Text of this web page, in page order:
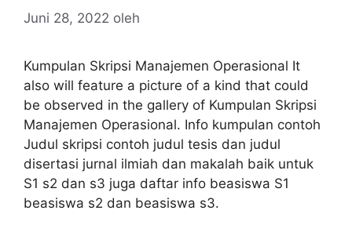
Juni 28, 2022 oleh
Kumpulan Skripsi Manajemen Operasional It
also will feature a picture of a kind that could
be observed in the gallery of Kumpulan Skripsi
Manajemen Operasional. Info kumpulan contoh
Judul skripsi contoh judul tesis dan judul
disertasi jurnal ilmiah dan makalah baik untuk
S1 s2 dan s3 juga daftar info beasiswa S1
beasiswa s2 dan beasiswa s3.